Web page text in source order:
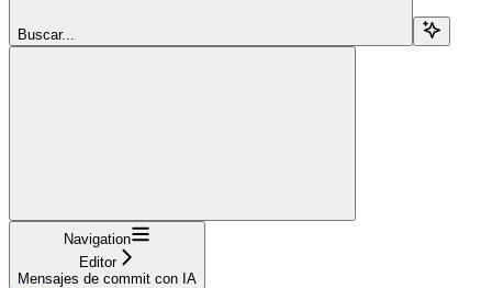
Buscar...
Navigation
Editor
Mensajes de commit con IA